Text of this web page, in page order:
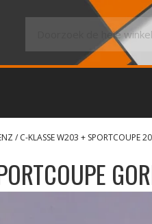
/ C-KLASSE W203 + SPORTCOUPE